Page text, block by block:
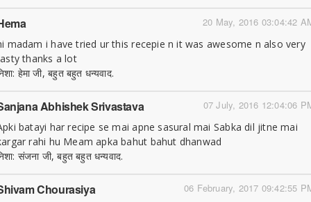
20 May, 2016 03:04:42
madam i have tried ur this recepie n it was awesome n also very
thanks a lot
हेमा जी, बहुत बहुत धन्यवाद.
07 July, 2016 12:04:06
Abhishek Srivastava
batayi har recipe se mai apne sasural mai Sabka dil jitne mai
rahi hu Meam apka bahut bahut dhanwad
संजना जी, बहुत बहुत धन्यवाद.
06 February, 2017 09:42:55
Chourasiya